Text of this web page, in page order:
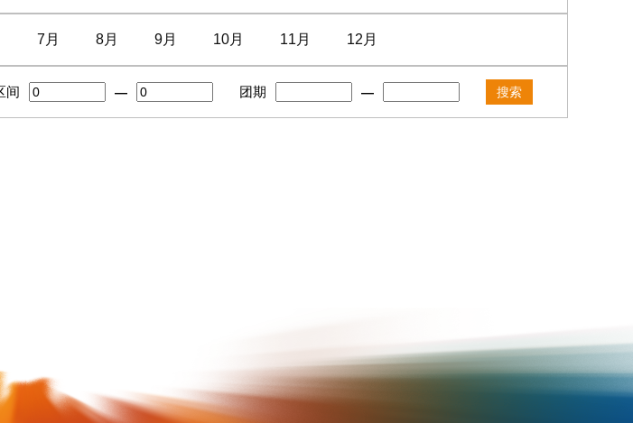
7月 8月 9月 10月 11月 12月
间 — 团期 — 搜索